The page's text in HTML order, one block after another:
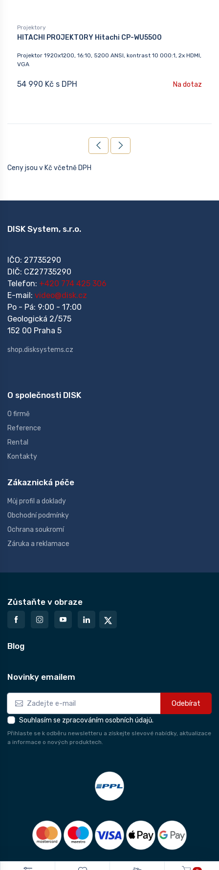
Projektory
HITACHI PROJEKTORY Hitachi CP-WU5500
Projektor 1920x1200, 16:10, 5200 ANSI, kontrast 10 000:1, 2x HDMI,
VGA
54 990 Kč s DPH Na dotaz
Ceny jsou v Kč včetně DPH
DISK System, s.r.o.
IČO: 27735290
DIČ: CZ27735290
Telefon: +420 774 425 306
E-mail: video@disk.cz
Po - Pá: 9:00 - 17:00
Geologická 2/575
152 00 Praha 5
shop.disksystems.cz
O společnosti DISK
O firmě
Reference
Rental
Kontakty
Zákaznická péče
Můj profil a doklady
Obchodní podmínky
Ochrana soukromí
Záruka a reklamace
Zůstaňte v obraze
Blog
Novinky emailem
Odebírat
Souhlasím se zpracováním osobních údajů.
Přihlaste se k odběru newsletteru a získejte slevové nabídky, aktualizace
a informace o nových produktech.